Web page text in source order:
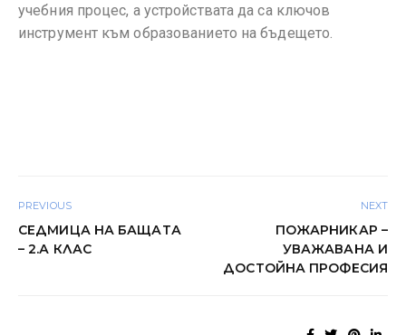
учебния процес, а устройствата да са ключов
инструмент към образованието на бъдещето.
PREVIOUS
СЕДМИЦА НА БАЩАТА
– 2.А КЛАС
NEXT
ПОЖАРНИКАР –
УВАЖАВАНА И
ДОСТОЙНА ПРОФЕСИЯ